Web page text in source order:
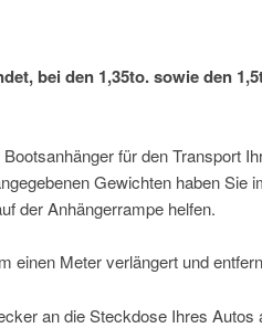
bei den 1,35to. sowie den
für den Transport
Gewichten haben Sie
der Anhängerrampe helfen.
einen Meter verlängert und
an die Steckdose Ihres